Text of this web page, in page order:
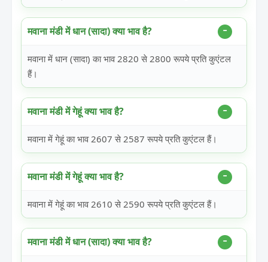
मवाना मंडी में धान (सादा) क्या भाव है?
मवाना में धान (सादा) का भाव 2820 से 2800 रूपये प्रति कुएंटल
हैं।
मवाना मंडी में गेहूं क्या भाव है?
मवाना में गेहूं का भाव 2607 से 2587 रूपये प्रति कुएंटल हैं।
मवाना मंडी में गेहूं क्या भाव है?
मवाना में गेहूं का भाव 2610 से 2590 रूपये प्रति कुएंटल हैं।
मवाना मंडी में धान (सादा) क्या भाव है?